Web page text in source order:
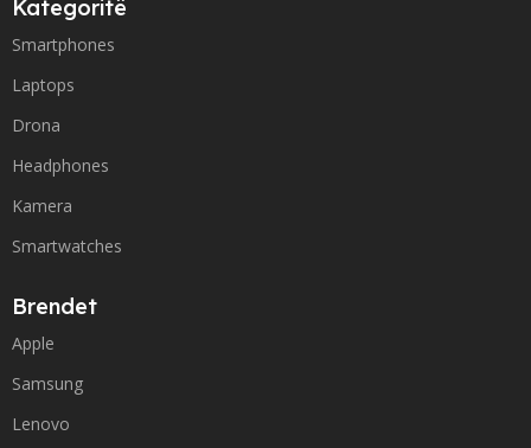
Kategoritë
Smartphones
Laptops
Drona
Headphones
Kamera
Smartwatches
Brendet
Apple
Samsung
Lenovo